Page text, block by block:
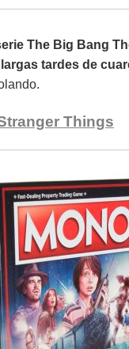
The Big Bang
tardes de
Things